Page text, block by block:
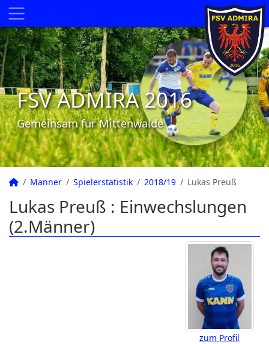
FSV ADMIRA 2016
Gemeinsam für Mittenwalde
Männer Spielerstatistik 2018/19 Lukas Preuß
Lukas Preuß : Einwechslungen
(2.Männer)
zum Profil